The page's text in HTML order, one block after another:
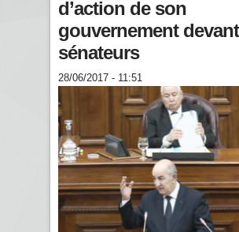
d’action de son
gouvernement
sénateurs
28/06/2017 - 11:51